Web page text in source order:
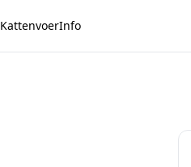
KattenvoerInfo